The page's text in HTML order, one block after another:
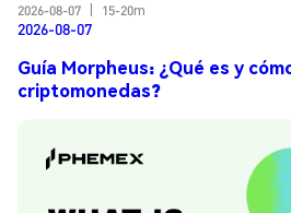
2026-08-07
15-20m
2026-08-07
Guía Morpheus: ¿Qué es y
criptomonedas?